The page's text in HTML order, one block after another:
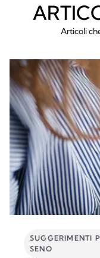
Articoli
SUGGERIMENTI
SENO